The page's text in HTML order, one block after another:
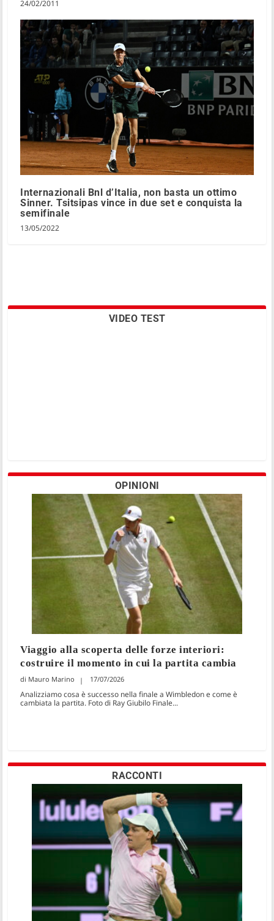
24/02/2011
Internazionali Bnl d’Italia, non basta un ottimo
Sinner. Tsitsipas vince in due set e conquista la
semifinale
13/05/2022
VIDEO TEST
OPINIONI
Viaggio alla scoperta delle forze interiori:
costruire il momento in cui la partita cambia
Mauro Marino 17/07/2026
Analizziamo cosa è successo nella finale a Wimbledon e come è
cambiata la partita. Foto di Ray Giubilo Finale...
RACCONTI